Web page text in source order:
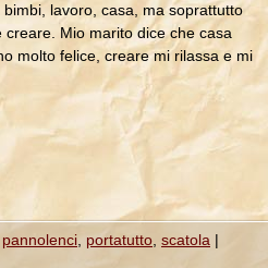
lavoro, casa, ma soprattutto
Mio marito dice che casa
molto felice, creare mi rilassa e mi
pannolenci portatutto scatola |